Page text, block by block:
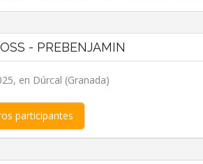
- PREBENJAMIN
en Dúrcal (Granada)
participantes